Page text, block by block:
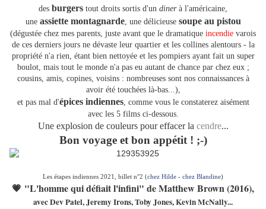
des burgers tout droits sortis d'un dinerà l'américaine,
une assiette montagnarde, une délicieuse soupe au pistou
(dégustée chez mes parents, juste avant que le dramatique incendie varois
de ces derniers jours ne dévaste leur quartier et les collines alentours - la
propriété n'a rien, étant bien nettoyée et les pompiers ayant fait un super
boulot, mais tout le monde n'a pas eu autant de chance par chez eux ;
cousins, amis, copines, voisins : nombreuses sont nos connaissances à
avoir été touchées là-bas...),
et pas mal d'épices indiennes, comme vous le constaterez aisément
avec les 5 films ci-dessous.
Une explosion de couleurs pour effacer la cendre...
Bon voyage et bon appétit ! ;-)
Les étapes indiennes 2021, billet n°2 (chez Hilde - chez Blandine)
💗 "L'homme qui défiait l'infini" de Matthew Brown (2016),
avec Dev Patel, Jeremy Irons, Toby Jones, Kevin McNally...